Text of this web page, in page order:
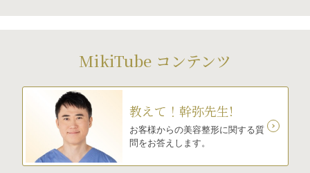
MikiTube コンテンツ
教えて！幹弥先生!
お客様からの美容整形に関する質
問をお答えします。